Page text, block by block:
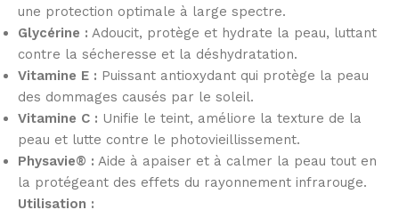
une protection optimale à large spectre.
Glycérine : Adoucit, protège et hydrate la peau, luttant
contre la sécheresse et la déshydratation.
Vitamine E : Puissant antioxydant qui protège la peau
des dommages causés par le soleil.
Vitamine C : Unifie le teint, améliore la texture de la
peau et lutte contre le photovieillissement.
Physavie® : Aide à apaiser et à calmer la peau tout en
la protégeant des effets du rayonnement infrarouge.
Utilisation :